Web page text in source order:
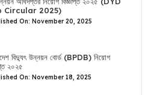
Circular 2025)
On: November 20, 2025
বিদ্যুৎ উন্নয়ন বোর্ড (BPDB) নিয়োগ
২০২৫
On: November 18, 2025